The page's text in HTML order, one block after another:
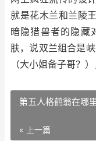
就是花木兰和兰陵
暗隐猎兽者的隐藏
肤，说双兰组合是
（大小姐备子哥？
第五人格鹤翁在哪
« 上一篇